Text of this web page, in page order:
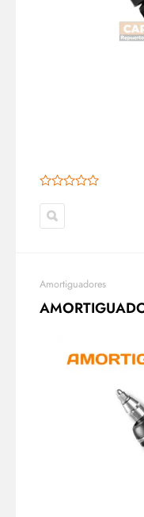
Amortiguadores